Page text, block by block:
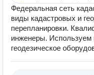
Федеральная сеть
виды кадастровых и
перепланировки.
инженеры. Используем
геодезическое